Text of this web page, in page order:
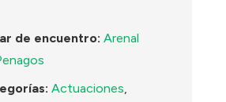
de encuentro: Arenal
Actuaciones,